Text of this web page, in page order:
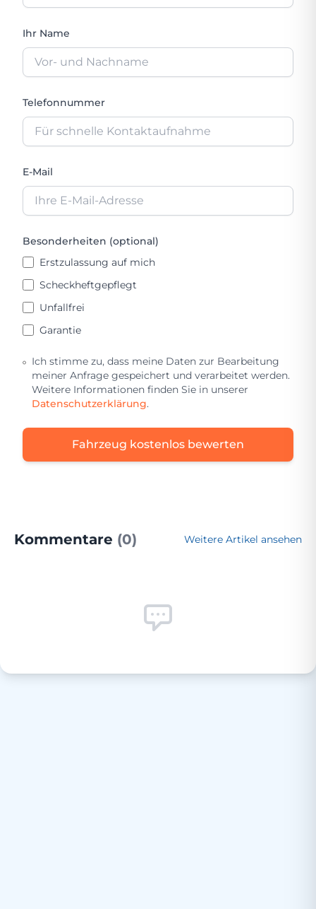
Ihr Name
Telefonnummer
E-Mail
Besonderheiten (optional)
Erstzulassung auf mich
Scheckheftgepflegt
Unfallfrei
Garantie
Ich stimme zu, dass meine Daten zur Bearbeitung
meiner Anfrage gespeichert und verarbeitet werden.
Weitere Informationen finden Sie in unserer
Datenschutzerklärung.
Fahrzeug kostenlos bewerten
Kommentare (0) Weitere Artikel ansehen